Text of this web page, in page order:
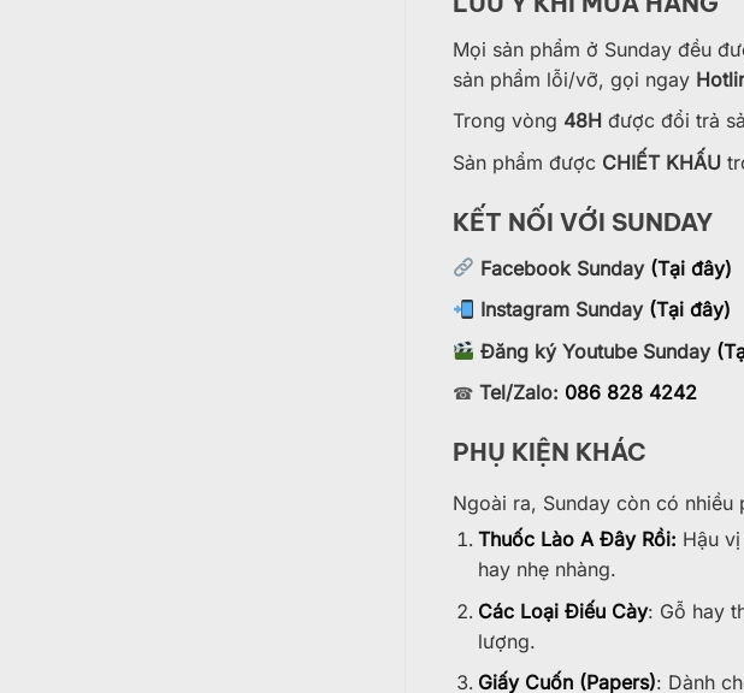
Mọi sản phẩm ở Sunday đều
sản phẩm lỗi/vỡ, gọi ngay
Trong vòng 48H được đổi trả
Sản phẩm được CHIẾT KHẤU
KẾT NỐI VỚI SUNDAY
Facebook Sunday (Tại đây)
Instagram Sunday (Tại đây)
Đăng ký Youtube Sunday
☎ Tel/Zalo: 086 828 4242
PHỤ KIỆN KHÁC
Ngoài ra, Sunday còn có
Thuốc Lào A Đây Rồi: Hậu
hay nhẹ nhàng.
Các Loại Điếu Cày: Gỗ hay
lượng.
Giấy Cuốn (Papers): Dành